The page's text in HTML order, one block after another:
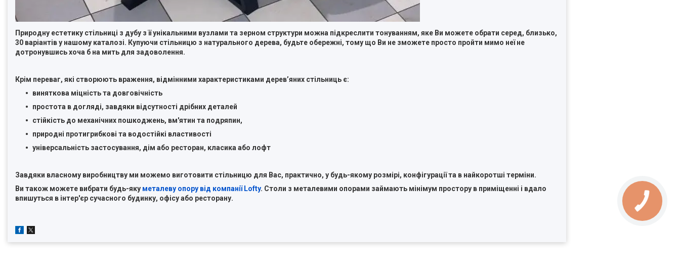
Природну естетику стільниці з дубу з її унікальними вузлами та зерном структури можна підкреслити тонуванням, яке Ви можете обрати серед, близько,
30 варіантів у нашому каталозі. Купуючи стільницю з натурального дерева, будьте обережні, тому що Ви не зможете просто пройти мимо неї не
дотронувшись хоча б на мить для задоволення.
Крім переваг, які створюють враження, відмінними характеристиками деревʼяних стільниць є:
виняткова міцність та довговічність
простота в догляді, завдяки відсутності дрібних деталей
стійкість до механічних пошкоджень, вм'ятин та подряпин,
природні протигрибкові та водостійкі властивості
універсальність застосування, дім або ресторан, класика або лофт
Завдяки власному виробництву ми можемо виготовити стільницю для Вас, практично, у будь-якому розмірі, конфігурації та в найкоротші терміни.
Ви також можете вибрати будь-яку металеву опору від компанії Lofty. Столи з металевими опорами займають мінімум простору в приміщенні і вдало
впишуться в інтер'єр сучасного будинку, офісу або ресторану.